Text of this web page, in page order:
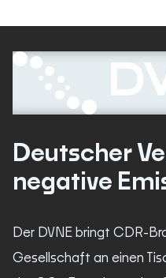
Deutscher
negative
Der DVNE bringt CDR-
Gesellschaft an einen